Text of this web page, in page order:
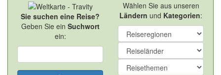
Sie suchen eine Reise?
Geben Sie ein Suchwort
ein:
Wählen Sie aus unseren
Ländern und Kategorien: